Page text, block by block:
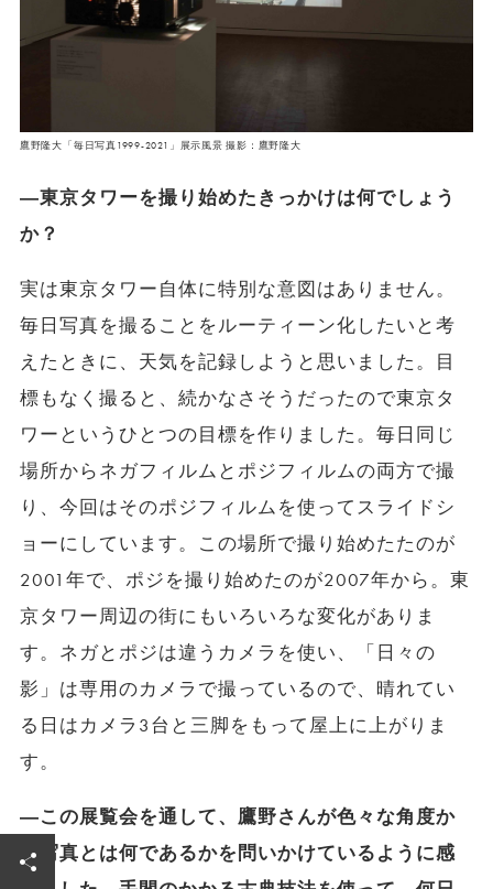
鷹野隆大「毎日写真1999-2021」展示風景 撮影：鷹野隆大
―東京タワーを撮り始めたきっかけは何でしょう
か？
実は東京タワー自体に特別な意図はありません。
毎日写真を撮ることをルーティーン化したいと考
えたときに、天気を記録しようと思いました。目
標もなく撮ると、続かなさそうだったので東京タ
ワーというひとつの目標を作りました。毎日同じ
場所からネガフィルムとポジフィルムの両方で撮
り、今回はそのポジフィルムを使ってスライドシ
ョーにしています。この場所で撮り始めたたのが
2001年で、ポジを撮り始めたのが2007年から。東
京タワー周辺の街にもいろいろな変化がありま
す。ネガとポジは違うカメラを使い、「日々の
影」は専用のカメラで撮っているので、晴れてい
る日はカメラ3台と三脚をもって屋上に上がりま
す。
―この展覧会を通して、鷹野さんが色々な角度か
ら写真とは何であるかを問いかけているように感